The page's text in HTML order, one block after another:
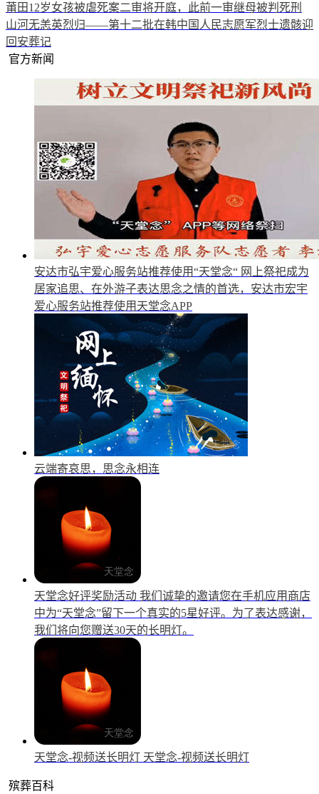
莆田12岁女孩被虐死案二审将开庭，此前一审继母被判死刑
山河无恙英烈归——第十二批在韩中国人民志愿军烈士遗骸迎
回安葬记
官方新闻
安达市弘宇爱心服务站推荐使用“天堂念“ 网上祭祀成为
居家追思、在外游子表达思念之情的首选，安达市宏宇
爱心服务站推荐使用天堂念APP
云端寄哀思，思念永相连
天堂念好评奖励活动 我们诚挚的邀请您在手机应用商店
中为“天堂念”留下一个真实的5星好评。为了表达感谢，
我们将向您赠送30天的长明灯。
天堂念-视频送长明灯 天堂念-视频送长明灯
殡葬百科